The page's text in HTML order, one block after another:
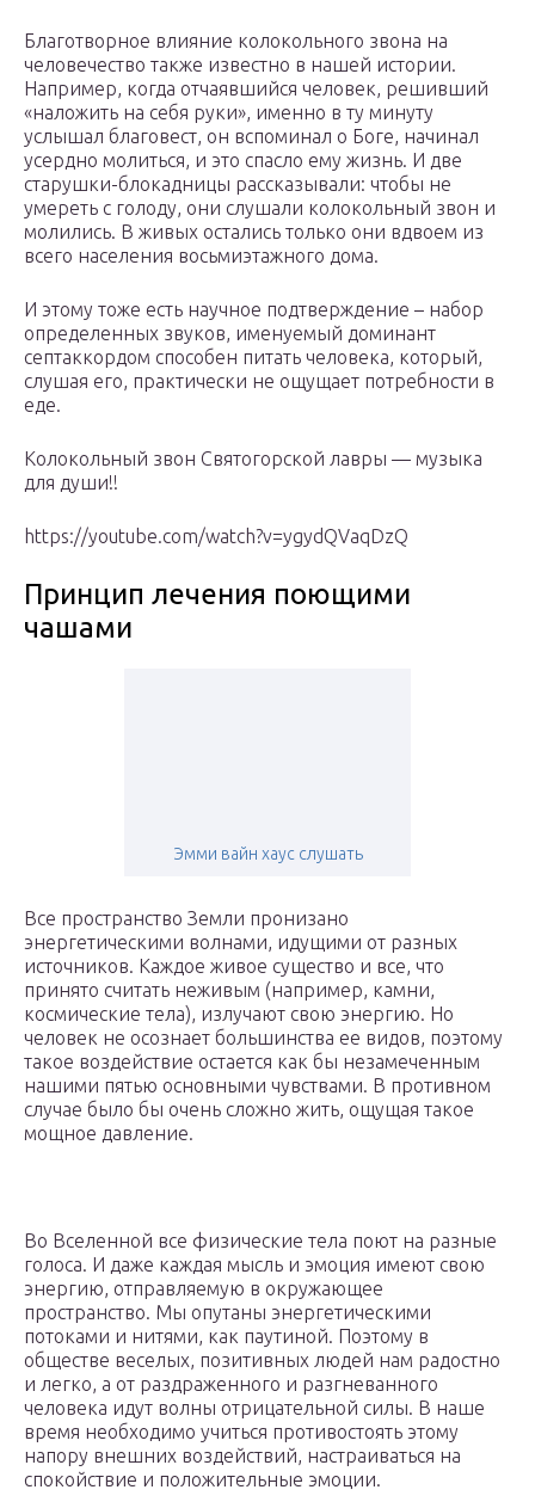
Благотворное влияние колокольного звона на
человечество также известно в нашей истории.
Например, когда отчаявшийся человек, решивший
«наложить на себя руки», именно в ту минуту
услышал благовест, он вспоминал о Боге, начинал
усердно молиться, и это спасло ему жизнь. И две
старушки-блокадницы рассказывали: чтобы не
умереть с голоду, они слушали колокольный звон и
молились. В живых остались только они вдвоем из
всего населения восьмиэтажного дома.
И этому тоже есть научное подтверждение – набор
определенных звуков, именуемый доминант
септаккордом способен питать человека, который,
слушая его, практически не ощущает потребности в
еде.
Колокольный звон Святогорской лавры — музыка
для души!!
https://youtube.com/watch?v=ygydQVaqDzQ
Принцип лечения поющими
чашами
Эмми вайн хаус слушать
Все пространство Земли пронизано
энергетическими волнами, идущими от разных
источников. Каждое живое существо и все, что
принято считать неживым (например, камни,
космические тела), излучают свою энергию. Но
человек не осознает большинства ее видов, поэтому
такое воздействие остается как бы незамеченным
нашими пятью основными чувствами. В противном
случае было бы очень сложно жить, ощущая такое
мощное давление.
Во Вселенной все физические тела поют на разные
голоса. И даже каждая мысль и эмоция имеют свою
энергию, отправляемую в окружающее
пространство. Мы опутаны энергетическими
потоками и нитями, как паутиной. Поэтому в
обществе веселых, позитивных людей нам радостно
и легко, а от раздраженного и разгневанного
человека идут волны отрицательной силы. В наше
время необходимо учиться противостоять этому
напору внешних воздействий, настраиваться на
спокойствие и положительные эмоции.